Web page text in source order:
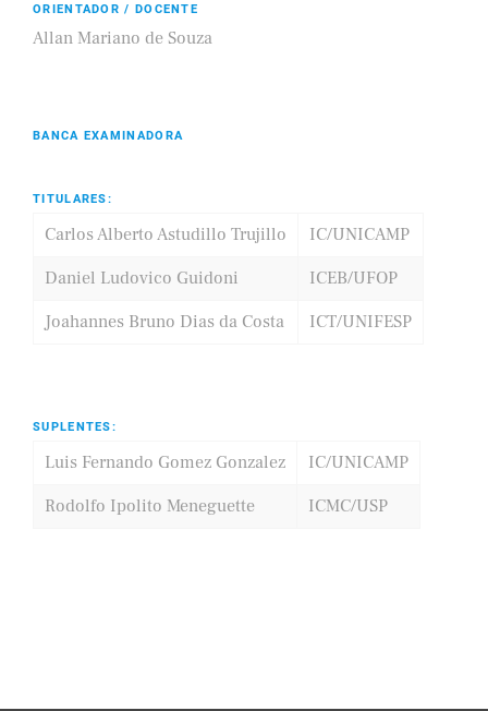
ORIENTADOR / DOCENTE
Allan Mariano de Souza
BANCA EXAMINADORA
TITULARES:
Carlos Alberto Astudillo Trujillo
IC/UNICAMP
Daniel Ludovico Guidoni
ICEB/UFOP
Joahannes Bruno Dias da Costa
ICT/UNIFESP
SUPLENTES:
Luis Fernando Gomez Gonzalez
IC/UNICAMP
Rodolfo Ipolito Meneguette
ICMC/USP